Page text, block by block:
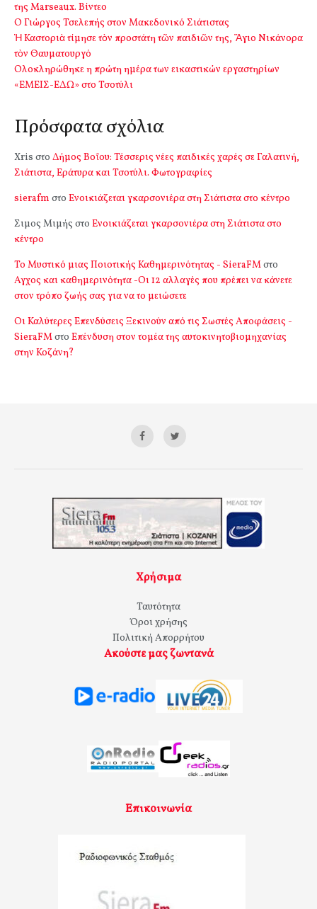
της Marseaux. Βίντεο
Ο Γιώργος Τσελεπής στον Μακεδονικό Σιάτιστας
Ἡ Καστοριὰ τίμησε τὸν προστάτη τῶν παιδιῶν της, Ἅγιο Νικάνορα
τὸν Θαυματουργό
Ολοκληρώθηκε η πρώτη ημέρα των εικαστικών εργαστηρίων
«ΕΜΕΙΣ-ΕΔΩ» στο Τσοτύλι
Πρόσφατα σχόλια
Xris στο Δήμος Βοΐου: Τέσσερις νέες παιδικές χαρές σε Γαλατινή,
Σιάτιστα, Εράτυρα και Τσοτύλι. Φωτογραφίες
sierafm στο Ενοικιάζεται γκαρσονιέρα στη Σιάτιστα στο κέντρο
Σιμος Μιμής στο Ενοικιάζεται γκαρσονιέρα στη Σιάτιστα στο
κέντρο
Το Μυστικό μιας Ποιοτικής Καθημερινότητας - SieraFMστο
Αγχος και καθημερινότητα -Οι 12 αλλαγές που πρέπει να κάνετε
στον τρόπο ζωής σας για να το μειώσετε
Οι Καλύτερες Επενδύσεις Ξεκινούν από τις Σωστές Αποφάσεις -
SieraFMστο Επένδυση στον τομέα της αυτοκινητοβιομηχανίας
στην Κοζάνη?
Χρήσιμα
Ταυτότητα
Όροι χρήσης
Πολιτική Απορρήτου
Ακούστε μας ζωντανά
Επικοινωνία